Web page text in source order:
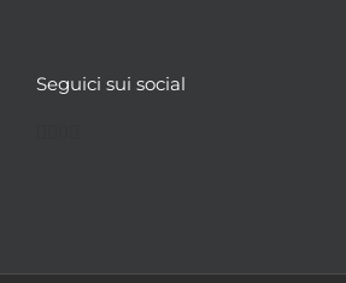
Seguici sui social